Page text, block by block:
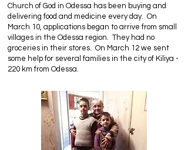
Church of God in Odessa has been buying and
delivering food and medicine every day. On
March 10, applications began to arrive from small
villages in the Odessa region. They had no
groceries in their stores. On March 12 we sent
some help for several families in the city of Kiliya -
220 km from Odessa.